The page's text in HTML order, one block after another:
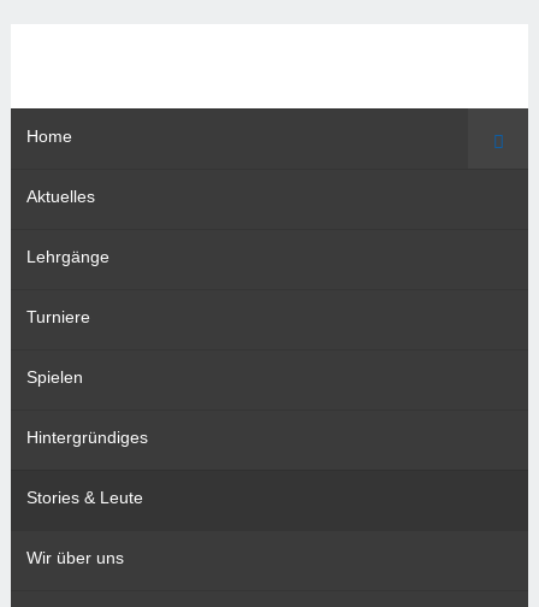
Home
Aktuelles
Lehrgänge
Turniere
Spielen
Hintergründiges
Stories & Leute
Wir über uns